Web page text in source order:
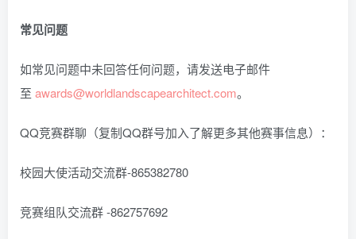
常见问题
如常见问题中未回答任何问题，请发送电子邮件
至 awards@worldlandscapearchitect.com。
QQ竞赛群聊（复制QQ群号加入了解更多其他赛事信息）：
校园大使活动交流群-865382780
竞赛组队交流群 -862757692